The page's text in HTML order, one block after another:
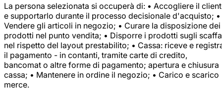
La persona selezionata si occuperà di: • Accogliere il
e supportarlo durante il processo decisionale d'acquisto; •
Vendere gli articoli in negozio; • Curare la disposizione dei
prodotti nel punto vendita; • Disporre i prodotti sugli
nel rispetto del layout prestabilito; • Cassa: riceve e
il pagamento - in contanti, tramite carte di credito,
bancomat o altre forme di pagamento; apertura e chiusura
cassa; • Mantenere in ordine il negozio; • Carico e scarico
merce.